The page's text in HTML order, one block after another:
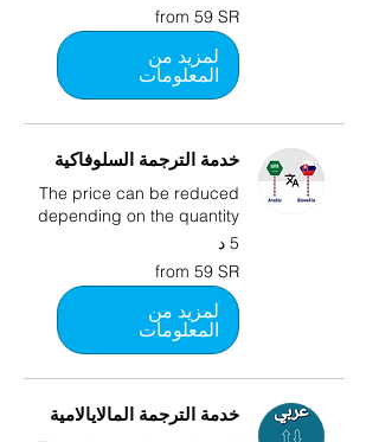
from
59
SR
from 59 SR
لمزيد من
المعلومات
خدمة الترجمة السلوفاكية
The price can be reduced
depending on the quantity
5 د
from
59
SR
from 59 SR
لمزيد من
المعلومات
خدمة الترجمة المالايالامية